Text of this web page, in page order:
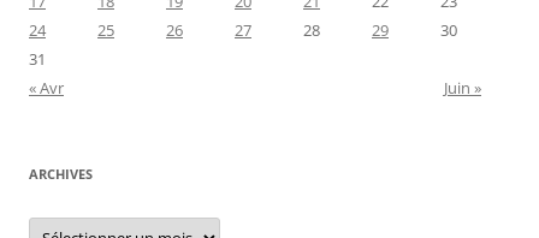
24
25 26 27 28 29
30
31
« Avr
Juin »
ARCHIVES
Archives